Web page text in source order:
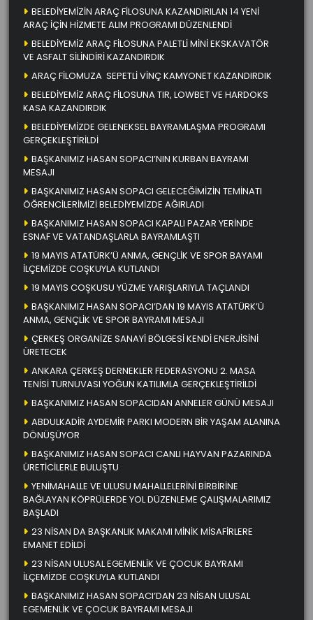
BELEDİYEMİZİN ARAÇ FİLOSUNA KAZANDIRILAN 14 YENİ
ARAÇ İÇİN HİZMETE ALIM PROGRAMI DÜZENLENDİ
BELEDİYEMİZ ARAÇ FİLOSUNA PALETLİ MİNİ EKSKAVATÖR
VE ASFALT SİLİNDİRİ KAZANDIRDIK
ARAÇ FİLOMUZA SEPETLİ VİNÇ KAMYONET KAZANDIRDIK
BELEDİYEMİZ ARAÇ FİLOSUNA TIR, LOWBET VE HARDOKS
KASA KAZANDIRDIK
BELEDİYEMİZDE GELENEKSEL BAYRAMLAŞMA PROGRAMI
GERÇEKLEŞTİRİLDİ
BAŞKANIMIZ HASAN SOPACI’NIN KURBAN BAYRAMI
MESAJI
BAŞKANIMIZ HASAN SOPACI GELECEĞİMİZİN TEMİNATI
ÖĞRENCİLERİMİZİ BELEDİYEMİZDE AĞIRLADI
BAŞKANIMIZ HASAN SOPACI KAPALI PAZAR YERİNDE
ESNAF VE VATANDAŞLARLA BAYRAMLAŞTI
19 MAYIS ATATÜRK’Ü ANMA, GENÇLİK VE SPOR BAYAMI
İLÇEMİZDE COŞKUYLA KUTLANDI
19 MAYIS COŞKUSU YÜZME YARIŞLARIYLA TAÇLANDI
BAŞKANIMIZ HASAN SOPACI’DAN 19 MAYIS ATATÜRK’Ü
ANMA, GENÇLİK VE SPOR BAYRAMI MESAJI
ÇERKEŞ ORGANİZE SANAYİ BÖLGESİ KENDİ ENERJİSİNİ
ÜRETECEK
ANKARA ÇERKEŞ DERNEKLER FEDERASYONU 2. MASA
TENİSİ TURNUVASI YOĞUN KATILIMLA GERÇEKLEŞTİRİLDİ
BAŞKANIMIZ HASAN SOPACIDAN ANNELER GÜNÜ MESAJI
ABDULKADİR AYDEMİR PARKI MODERN BİR YAŞAM ALANINA
DÖNÜŞÜYOR
BAŞKANIMIZ HASAN SOPACI CANLI HAYVAN PAZARINDA
ÜRETİCİLERLE BULUŞTU
YENİMAHALLE VE ULUSU MAHALLELERİNİ BİRBİRİNE
BAĞLAYAN KÖPRÜLERDE YOL DÜZENLEME ÇALIŞMALARIMIZ
BAŞLADI
23 NİSAN DA BAŞKANLIK MAKAMI MİNİK MİSAFİRLERE
EMANET EDİLDİ
23 NİSAN ULUSAL EGEMENLİK VE ÇOCUK BAYRAMI
İLÇEMİZDE COŞKUYLA KUTLANDI
BAŞKANIMIZ HASAN SOPACI’DAN 23 NİSAN ULUSAL
EGEMENLİK VE ÇOCUK BAYRAMI MESAJI